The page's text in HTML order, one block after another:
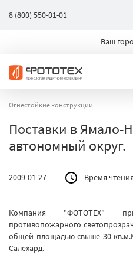
8 (800) 550-01-01
Ваш
Огнестойкие конструкции
Поставки в Ямало-
автономный округ.
2009-01-27 Время
Компания "ФОТОТЕХ"
противопожарного
общей площадью свыше 30
Салехард.